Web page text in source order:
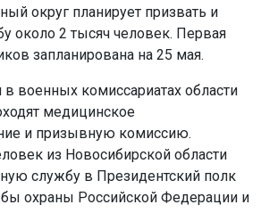
округ планирует призвать и
около 2 тысяч человек. Первая
запланирована на 25 мая.
военных комиссариатах области
медицинское
и призывную комиссию.
из Новосибирской области
службу в Президентский полк
охраны Российской Федерации и